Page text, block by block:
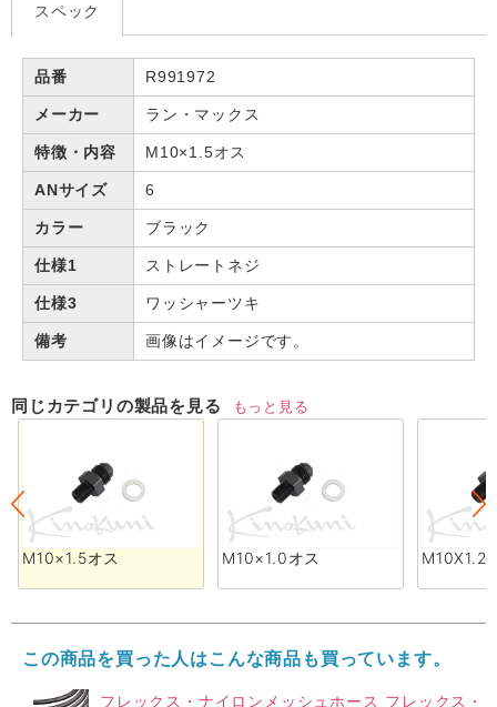
スペック
品番 R991972
メーカー ラン・マックス
特徴・内容 M10×1.5オス
ANサイズ 6
カラー ブラック
仕様1 ストレートネジ
仕様3 ワッシャーツキ
備考 画像はイメージです。
同じカテゴリの製品を見る もっと見る
M10×1.5オス M10×1.0オス
この商品を買った人はこんな商品も買っています。
フレックス・ナイロンメッシュホース フレックス・